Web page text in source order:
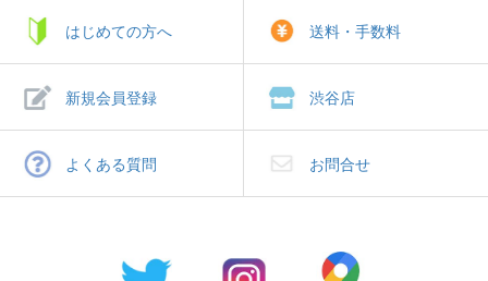
はじめての方へ 送料・手数料
新規会員登録 渋谷店
よくある質問 お問合せ